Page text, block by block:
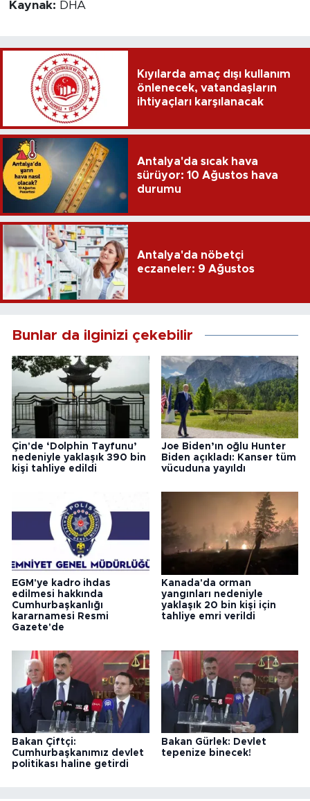
Kaynak: DHA
Kıyılarda amaç dışı kullanım
önlenecek, vatandaşların
ihtiyaçları karşılanacak
Antalya'da sıcak hava
sürüyor: 10 Ağustos hava
durumu
Antalya'da nöbetçi
eczaneler: 9 Ağustos
Bunlar da ilginizi çekebilir
Çin'de ‘Dolphin Tayfunu’
nedeniyle yaklaşık 390 bin
kişi tahliye edildi
Joe Biden’ın oğlu Hunter
Biden açıkladı: Kanser tüm
vücuduna yayıldı
EGM'ye kadro ihdas
edilmesi hakkında
Cumhurbaşkanlığı
kararnamesi Resmi
Gazete'de
Kanada'da orman
yangınları nedeniyle
yaklaşık 20 bin kişi için
tahliye emri verildi
Bakan Çiftçi:
Cumhurbaşkanımız devlet
politikası haline getirdi
Bakan Gürlek: Devlet
tepenize binecek!